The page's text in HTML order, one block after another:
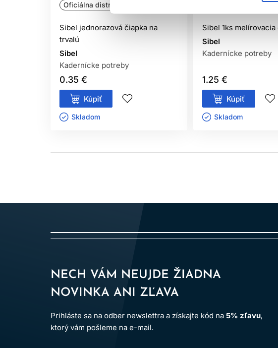
Oficiálna distribúcia
Sibel jednorazová čiapka na
trvalú
Sibel
Kadernícke potreby
0.35 €
Kúpiť
Skladom ㅤ
Oficiálna distribúcia
Sibel 1ks melírovacia
Sibel
Kadernícke potreby
1.25 €
Kúpiť
Skladom ㅤ
NECH VÁM NEUJDE ŽIADNA
NOVINKA ANI ZĽAVA
Prihláste sa na odber newslettra a získajte kód na 5% zľavu,
ktorý vám pošleme na e-mail.